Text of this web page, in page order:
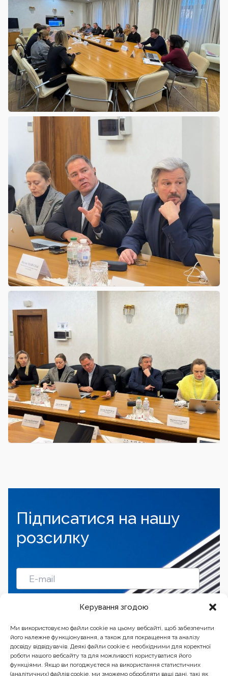
Керування згодою
Ми використовуємо файли cookie на цьому вебсайті, щоб забезпечити
його належне функціонування, а також для покращення та аналізу
досвіду відвідувачів. Деякі файли cookie є необхідними для коректної
роботи нашого вебсайту та для можливості користуватися його
функціями. Якщо ви погоджуєтеся на використання статистичних
(аналітичних) файлів cookie, ми зможемо обробляти ваші дані, такі як
Підписатися на нашу
розсилку
Підписатись